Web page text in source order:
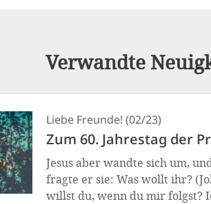
Verwandte
Liebe Freunde! (02/23)
Zum 60. Jahrestag der
Jesus aber wandte sich um,
fragte er sie: Was wollt ihr?
willst du, wenn du mir folgst?